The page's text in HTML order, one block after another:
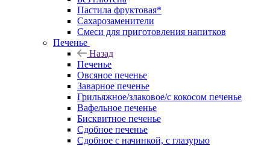
Пастила фруктовая*
Сахарозаменители
Смеси для приготовления напитков
Печенье
Назад
Печенье
Овсяное печенье
Заварное печенье
Грильяжное/злаковое/с кокосом печенье
Вафельное печенье
Бисквитное печенье
Сдобное печенье
Сдобное с начинкой, с глазурью